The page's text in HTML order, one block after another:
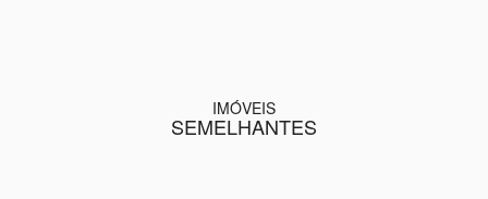
IMÓVEIS
SEMELHANTES